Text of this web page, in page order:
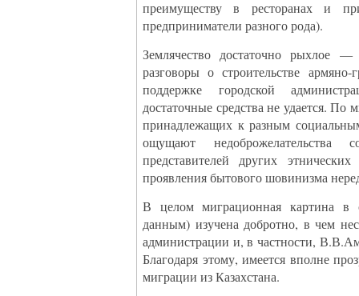
преимуществу в ресторанах и
предприниматели разного рода).
Землячество достаточно рыхлое
разговоры о строительстве
поддержке городской
достаточные средства не удается.
принадлежащих к разным
ощущают
представителей других
проявления бытового шовинизма
В целом миграционная картина в
данным) изучена добротно, в чем
администрации и, в частности,
Благодаря этому, имеется вполне
миграции из Казахстана.